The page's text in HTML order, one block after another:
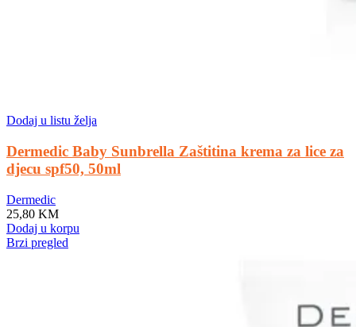
Dodaj u listu želja
Dermedic Baby Sunbrella Zaštitina krema za lice za
djecu spf50, 50ml
Dermedic
25,80 KM
Dodaj u korpu
Brzi pregled